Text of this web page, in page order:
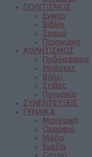
ΠΟΛΙΤΙΣΜΟΣ
Events
Βιβλίο
Σινεμά
Πανηγύρια
ΑΘΛΗΤΙΣΜΟΣ
Ποδόσφαιρο
Μπάσκετ
Βόλεϊ
Στίβος
Πυγμαχία
ΣΥΝΕΝΤΕΥΞΕΙΣ
ΓΥΝΑΙΚΑ
Μαγειρική
Ομορφιά
Μόδα
Ευεξία
Gossip